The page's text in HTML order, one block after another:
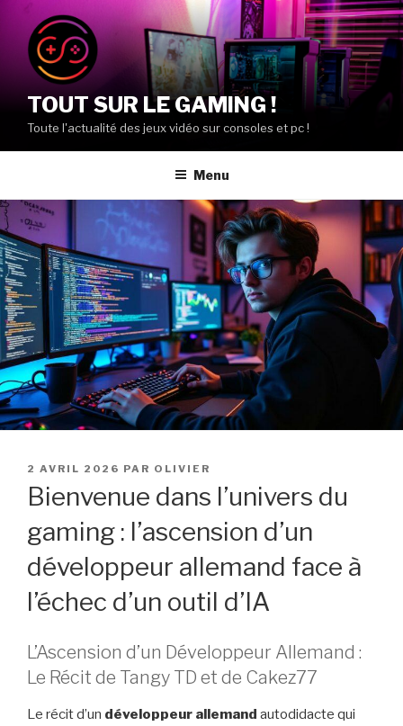
contenu
principal
TOUT SUR LE GAMING !
Toute l'actualité des jeux vidéo sur consoles et pc !
Menu
PUBLIÉ
2 AVRIL 2026 PAR OLIVIER
Bienvenue dans l’univers du
gaming : l’ascension d’un
développeur allemand face à
l’échec d’un outil d’IA
L’Ascension d’un Développeur Allemand :
Le Récit de Tangy TD et de Cakez77
Le récit d’un développeur allemand autodidacte qui